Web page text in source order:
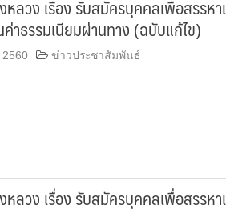
หลวง เรื่อง รับสมัครบุคคลเพื่อสรรหา
าธรรมเนียมผ่านทาง (ฉบับแก้ไข)
ข่าวประชาสัมพันธ์
หลวง เรื่อง รับสมัครบุคคลเพื่อสรรหา